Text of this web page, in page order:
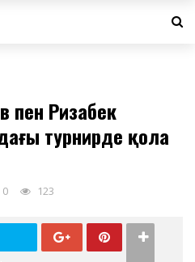
пен Ризабек
турнирде қола
0 123